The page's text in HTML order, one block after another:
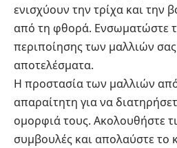
ενισχύουν την τρίχα και την
από τη φθορά. Ενσωματώστε
περιποίησης των μαλλιών
αποτελέσματα.
Η προστασία των μαλλιών από
απαραίτητη για να
ομορφιά τους. Ακολουθήστε
συμβουλές και απολαύστε το